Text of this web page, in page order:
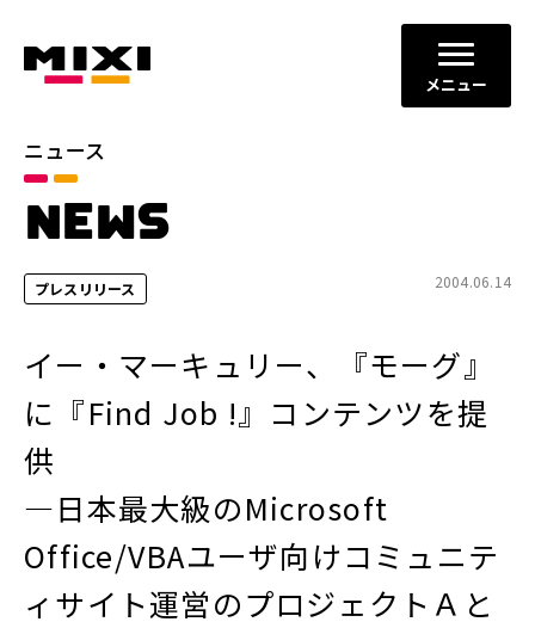
メニュー
ニュース
NEWS
プレスリリース 2004.06.14
イー・マーキュリー、『モーグ』
に『Find Job !』コンテンツを提
供
―日本最大級のMicrosoft
Office/VBAユーザ向けコミュニテ
ィサイト運営のプロジェクトＡと
カテゴリ
お知らせ
2025年